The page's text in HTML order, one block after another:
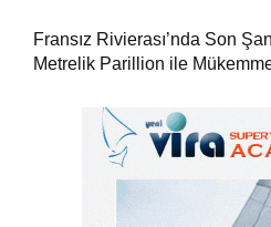
Fransız Rivierası’nda Son
Metrelik Parillion ile